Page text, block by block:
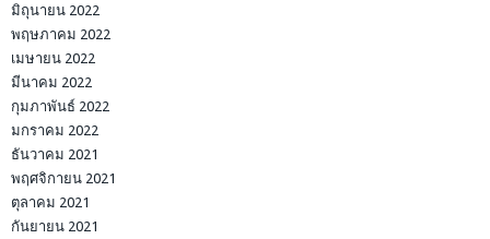
มิถุนายน 2022
พฤษภาคม 2022
เมษายน 2022
มีนาคม 2022
กุมภาพันธ์ 2022
มกราคม 2022
ธันวาคม 2021
พฤศจิกายน 2021
ตุลาคม 2021
กันยายน 2021